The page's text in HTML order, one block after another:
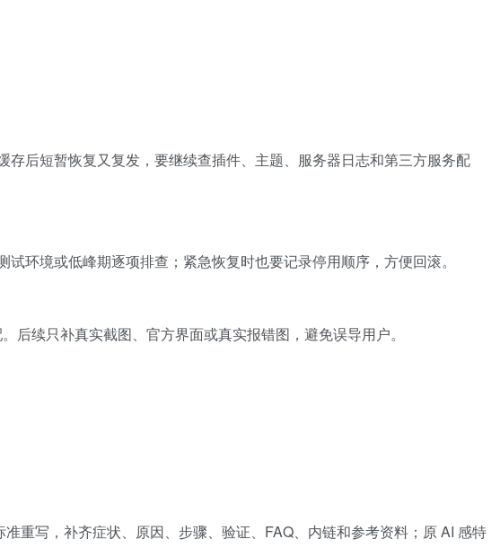
存后短暂恢复又复发，要继续查插件、主题、服务器日志和第三方服务配
环境或低峰期逐项排查；紧急恢复时也要记录停用顺序，方便回滚。
后续只补真实截图、官方界面或真实报错图，避免误导用户。
重写，补齐症状、原因、步骤、验证、FAQ、内链和参考资料；原 AI 感特